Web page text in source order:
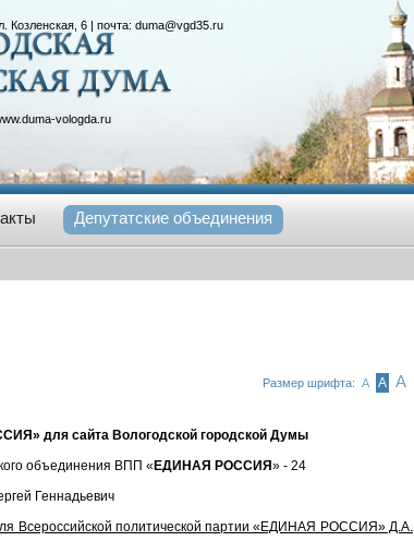
Козленская, 6 | почта: duma@vgd35.ru
vologda.ru
Депутатские объединения
Размер шрифта: А А А
для сайта Вологодской городской Думы
объединения ВПП « ЕДИНАЯ РОССИЯ » - 24
Геннадьевич
Всероссийской политической партии «ЕДИНАЯ РОССИЯ» Д.А.